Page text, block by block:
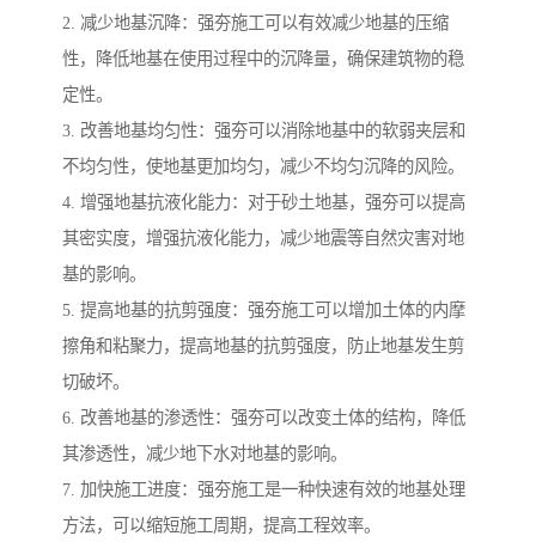
2. 减少地基沉降：强夯施工可以有效减少地基的压缩
性，降低地基在使用过程中的沉降量，确保建筑物的稳
定性。
3. 改善地基均匀性：强夯可以消除地基中的软弱夹层和
不均匀性，使地基更加均匀，减少不均匀沉降的风险。
4. 增强地基抗液化能力：对于砂土地基，强夯可以提高
其密实度，增强抗液化能力，减少地震等自然灾害对地
基的影响。
5. 提高地基的抗剪强度：强夯施工可以增加土体的内摩
擦角和粘聚力，提高地基的抗剪强度，防止地基发生剪
切破坏。
6. 改善地基的渗透性：强夯可以改变土体的结构，降低
其渗透性，减少地下水对地基的影响。
7. 加快施工进度：强夯施工是一种快速有效的地基处理
方法，可以缩短施工周期，提高工程效率。